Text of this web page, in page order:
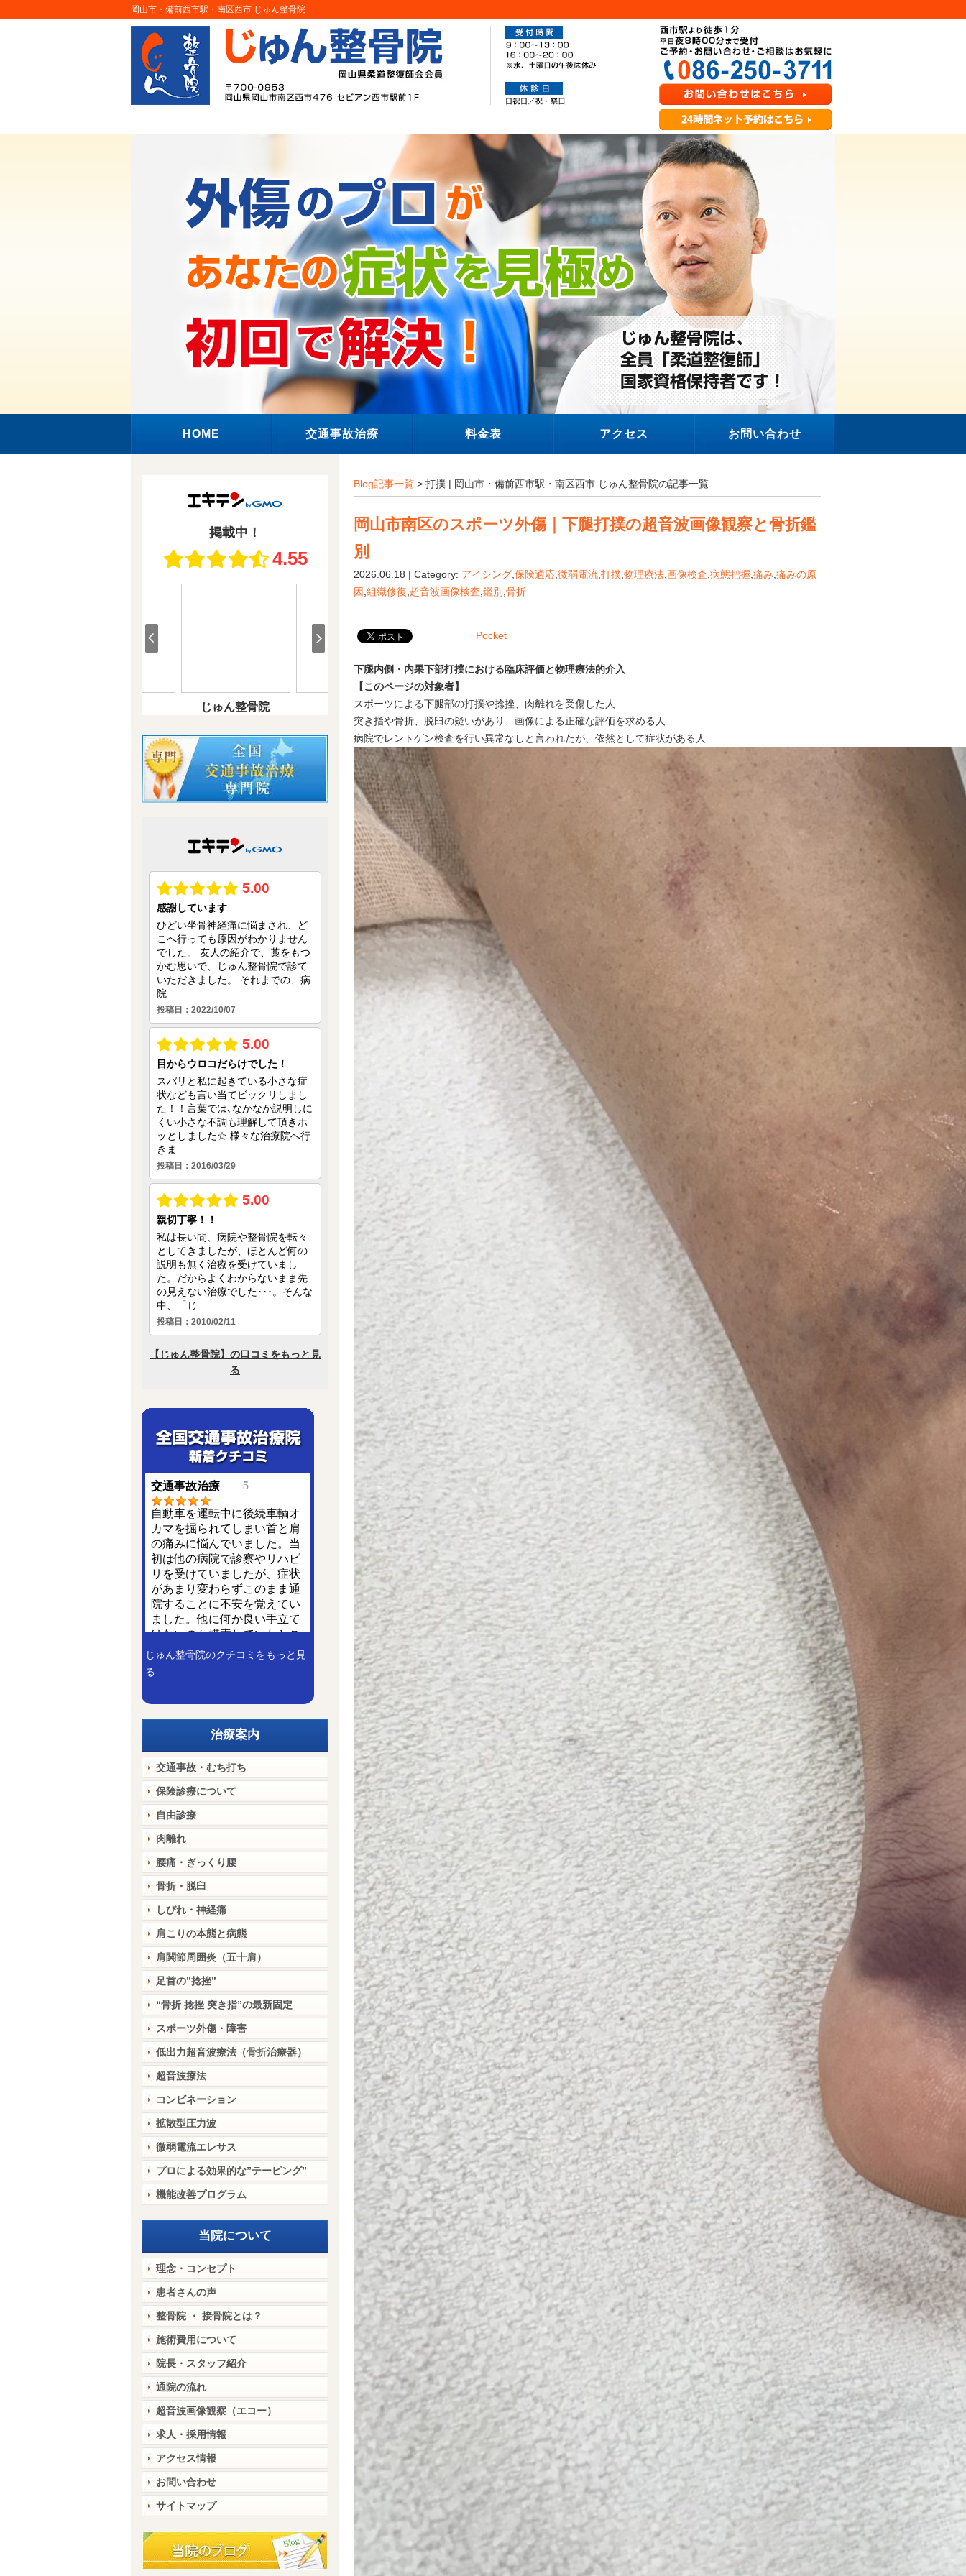
岡山市・備前西市駅・南区西市 じゅん整骨院
HOME 交通事故治療 料金表 アクセス お問い合わせ
Blog記事一覧 > 打撲 | 岡山市・備前西市駅・南区西市 じゅん整骨院の記事一覧
岡山市南区のスポーツ外傷｜下腿打撲の超音波画像観察と骨折鑑
別
2026.06.18 | Category: アイシング 保険適応 微弱電流 打撲 物理療法 画像検査 病態把握 痛み 痛みの原
因 組織修復 超音波画像検査 鑑別 骨折
Pocket
下腿内側・内果下部打撲における臨床評価と物理療法的介入
【このページの対象者】
スポーツによる下腿部の打撲や捻挫、肉離れを受傷した人
突き指や骨折、脱臼の疑いがあり、画像による正確な評価を求める人
病院でレントゲン検査を行い異常なしと言われたが、依然として症状がある人
じゅん整骨院のクチコミをもっと見
る
治療案内
交通事故・むち打ち
保険診療について
自由診療
肉離れ
腰痛・ぎっくり腰
骨折・脱臼
しびれ・神経痛
肩こりの本態と病態
肩関節周囲炎（五十肩）
足首の”捻挫”
“骨折 捻挫 突き指”の最新固定
スポーツ外傷・障害
低出力超音波療法（骨折治療器）
超音波療法
コンビネーション
拡散型圧力波
微弱電流エレサス
プロによる効果的な”テーピング”
機能改善プログラム
当院について
理念・コンセプト
患者さんの声
整骨院 ・ 接骨院とは？
施術費用について
院長・スタッフ紹介
通院の流れ
超音波画像観察（エコー）
求人・採用情報
アクセス情報
お問い合わせ
サイトマップ